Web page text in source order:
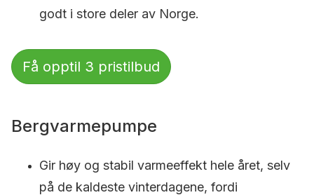
godt i store deler av Norge.
Få opptil 3 pristilbud
Bergvarmepumpe
Gir høy og stabil varmeeffekt hele året, selv
på de kaldeste vinterdagene, fordi